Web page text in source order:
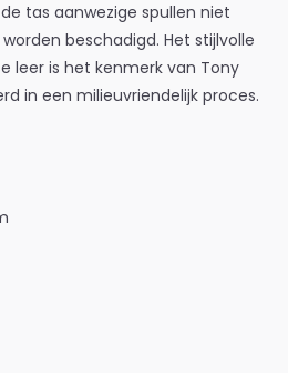
tas aanwezige spullen niet
beschadigd. Het stijlvolle
leer is het kenmerk van Tony
in een milieuvriendelijk proces.